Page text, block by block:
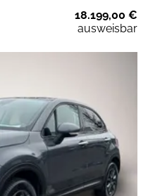
18.199,00 €
ausweisbar